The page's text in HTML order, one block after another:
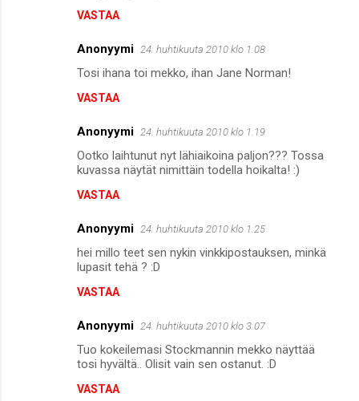
VASTAA
Anonyymi 24. huhtikuuta 2010 klo 1.08
Tosi ihana toi mekko, ihan Jane Norman!
VASTAA
Anonyymi 24. huhtikuuta 2010 klo 1.19
Ootko laihtunut nyt lähiaikoina paljon??? Tossa
kuvassa näytät nimittäin todella hoikalta! :)
VASTAA
Anonyymi 24. huhtikuuta 2010 klo 1.25
hei millo teet sen nykin vinkkipostauksen, minkä
lupasit tehä ? :D
VASTAA
Anonyymi 24. huhtikuuta 2010 klo 3.07
Tuo kokeilemasi Stockmannin mekko näyttää
tosi hyvältä.. Olisit vain sen ostanut. :D
VASTAA